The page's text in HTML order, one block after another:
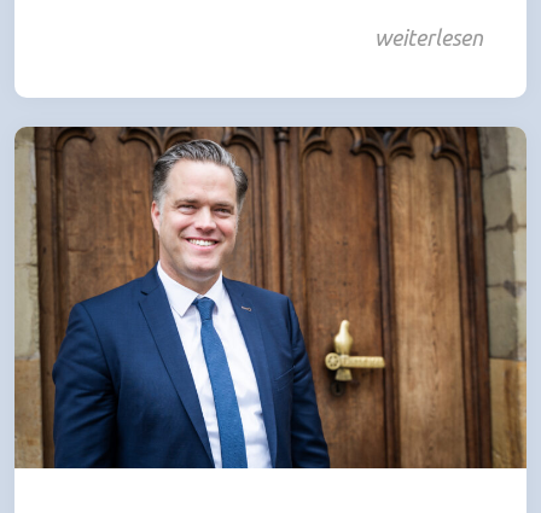
weiterlesen